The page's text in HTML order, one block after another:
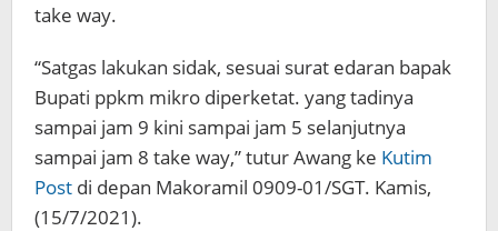
take way.
“Satgas lakukan sidak, sesuai surat edaran bapak
Bupati ppkm mikro diperketat. yang tadinya
sampai jam 9 kini sampai jam 5 selanjutnya
sampai jam 8 take way,” tutur Awang ke Kutim
Post di depan Makoramil 0909-01/SGT. Kamis,
(15/7/2021).